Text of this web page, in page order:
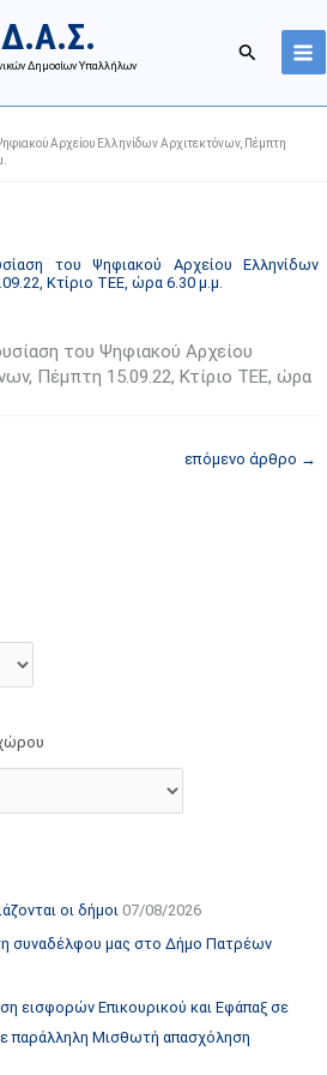
Δημοσίων Υπαλλήλων
Αναζήτηση
Αρχείου Ελληνίδων Αρχιτεκτόνων, Πέμπτη
του Ψηφιακού Αρχείου Ελληνίδων
Κτίριο ΤΕΕ, ώρα 6.30 μ.μ.
του Ψηφιακού Αρχείου
Πέμπτη 15.09.22, Κτίριο ΤΕΕ, ώρα
επόμενο άρθρο →
οι δήμοι 07/08/2026
συναδέλφου μας στο Δήμο Πατρέων
εισφορών Επικουρικού και Εφάπαξ σε
παράλληλη Μισθωτή απασχόληση